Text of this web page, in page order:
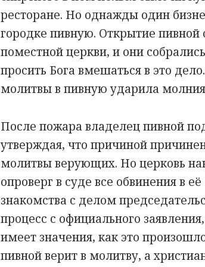
ресторане. Но однажды один
городке пивную. Открытие пивной
поместной церкви, и они
просить Бога вмешаться в это
молитвы в пивную ударила
После пожара владелец пивной
утверждая, что причиной
молитвы верующих. Но церковь
опроверг в суде все обвинения в
знакомства с делом
процесс с официального
имеет значения, как это
пивной верит в молитву, а